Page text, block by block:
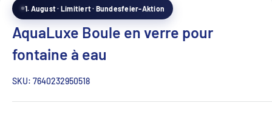
1. August · Limitiert · Bundesfeier-Aktion
AquaLuxe Boule en verre pour
fontaine à eau
SKU: 7640232950518